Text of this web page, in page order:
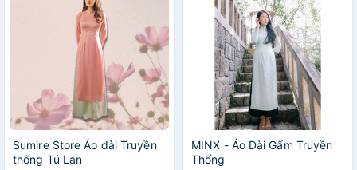
Sumire Store Áo dài Truyền
thống Tú Lan
MINX - Áo Dài Gấm Truyền
Thống